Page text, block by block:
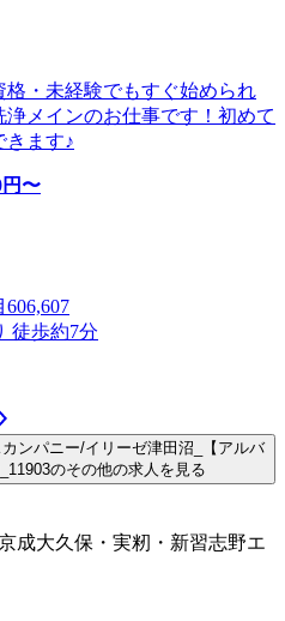
・未経験でもすぐ始められ
メインのお仕事です！初めて
きます♪
円〜
徒歩約7分
ンパニー/イリーゼ津田沼_【アルバ
のその他の求人を見る
成大久保・実籾・新習志野エ